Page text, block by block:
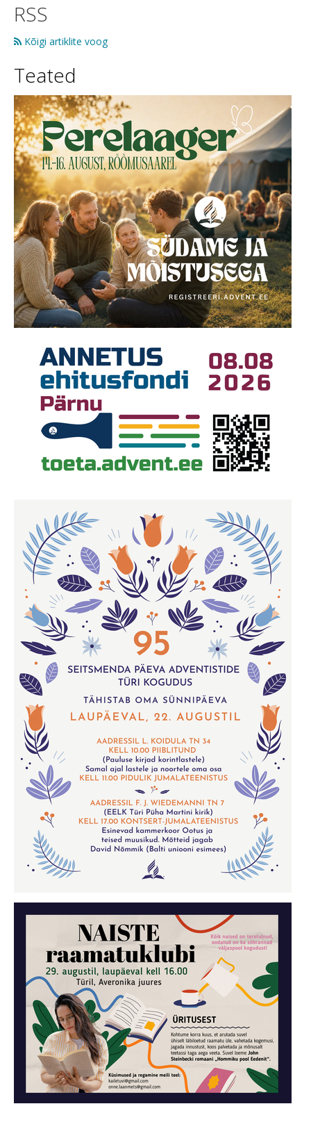
RSS
Kõigi artiklite voog
Teated